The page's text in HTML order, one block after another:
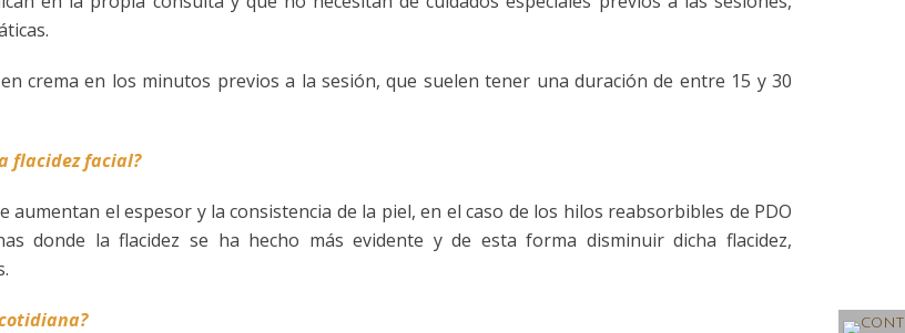
crema en los minutos previos a la sesión, que suelen tener una duración de entre 15 y 30
flacidez facial?
el espesor y la consistencia de la piel, en el caso de los hilos reabsorbibles de PDO
donde la flacidez se ha hecho más evidente y de esta forma disminuir dicha flacidez,